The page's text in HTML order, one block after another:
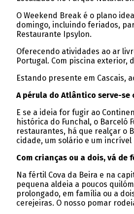
O Weekend Break é o plano
domingo, incluindo feriados,
Restaurante Ipsylon.
Oferecendo atividades ao ar
Portugal. Com piscina exterior,
Estando presente em Cascais,
A pérula do Atlântico serve-se
E se a ideia for fugir ao
histórica do Funchal, o Barceló
restaurantes, há que realçar o
cidade, um solário e um
Com crianças ou a dois, vá
Na fértil Cova da Beira e na
pequena aldeia a poucos
prolongado, em família ou a
cerejeiras. O nosso pomar